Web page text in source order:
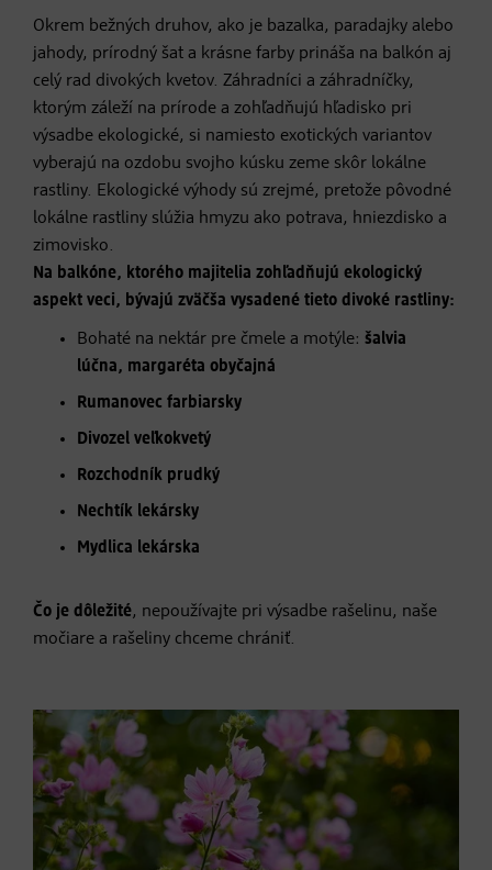
Okrem bežných druhov, ako je bazalka, paradajky alebo
jahody, prírodný šat a krásne farby prináša na balkón aj
celý rad divokých kvetov. Záhradníci a záhradníčky,
ktorým záleží na prírode a zohľadňujú hľadisko pri
výsadbe ekologické, si namiesto exotických variantov
vyberajú na ozdobu svojho kúsku zeme skôr lokálne
rastliny. Ekologické výhody sú zrejmé, pretože pôvodné
lokálne rastliny slúžia hmyzu ako potrava, hniezdisko a
zimovisko.
Na balkóne, ktorého majitelia zohľadňujú ekologický
aspekt veci, bývajú zväčša vysadené tieto divoké rastliny:
Bohaté na nektár pre čmele a motýle: šalvia
lúčna, margaréta obyčajná
Rumanovec farbiarsky
Divozel veľkokvetý
Rozchodník prudký
Nechtík lekársky
Mydlica lekárska
Čo je dôležité, nepoužívajte pri výsadbe rašelinu, naše
močiare a rašeliny chceme chrániť.